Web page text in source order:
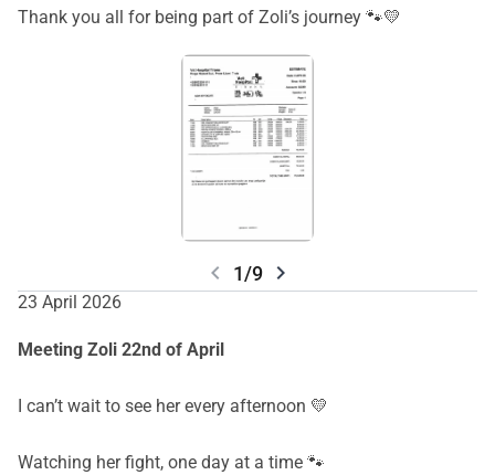
Thank you all for being part of Zoli’s journey 🐾💛
chevron_left 1/9 chevron_right
23 April 2026
Meeting Zoli 22nd of April
I can’t wait to see her every afternoon 💛
Watching her fight, one day at a time 🐾